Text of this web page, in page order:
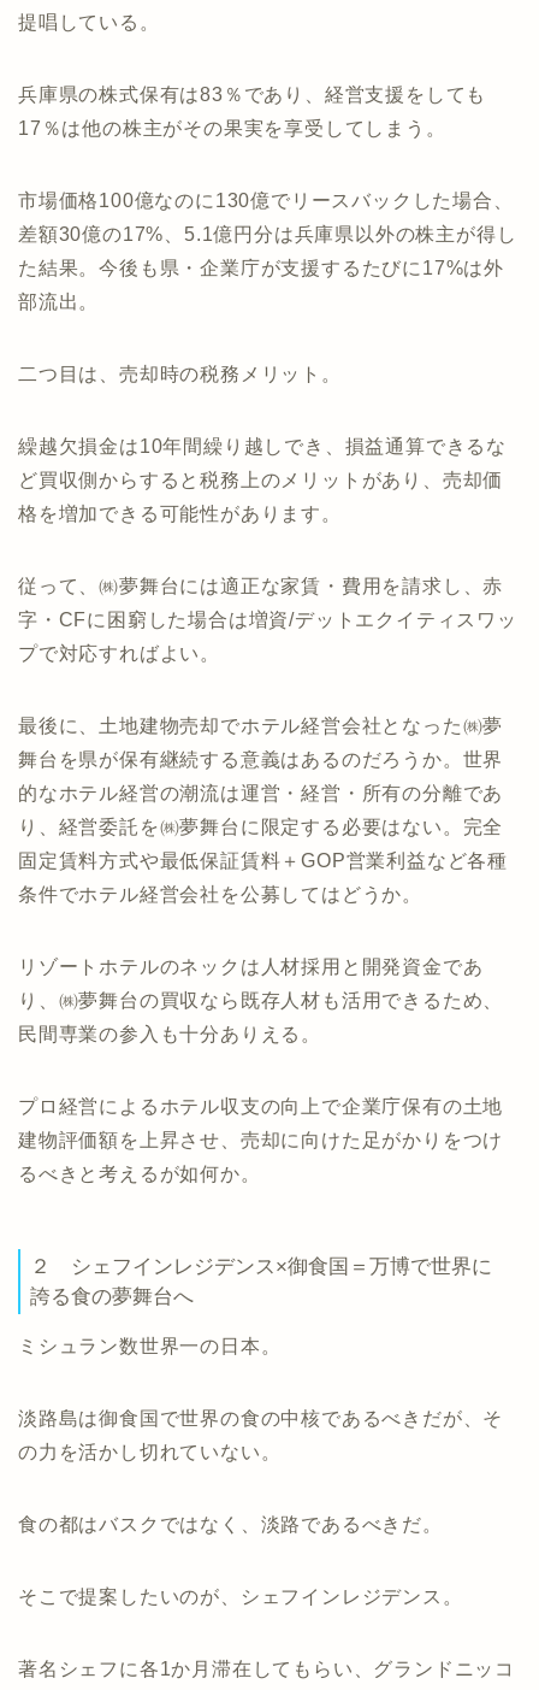
提唱している。
兵庫県の株式保有は83％であり、経営支援をしても
17％は他の株主がその果実を享受してしまう。
市場価格100億なのに130億でリースバックした場合、
差額30億の17%、5.1億円分は兵庫県以外の株主が得し
た結果。今後も県・企業庁が支援するたびに17%は外
部流出。
二つ目は、売却時の税務メリット。
繰越欠損金は10年間繰り越しでき、損益通算できるな
ど買収側からすると税務上のメリットがあり、売却価
格を増加できる可能性があります。
従って、㈱夢舞台には適正な家賃・費用を請求し、赤
字・CFに困窮した場合は増資/デットエクイティスワッ
プで対応すればよい。
最後に、土地建物売却でホテル経営会社となった㈱夢
舞台を県が保有継続する意義はあるのだろうか。世界
的なホテル経営の潮流は運営・経営・所有の分離であ
り、経営委託を㈱夢舞台に限定する必要はない。完全
固定賃料方式や最低保証賃料＋GOP営業利益など各種
条件でホテル経営会社を公募してはどうか。
リゾートホテルのネックは人材採用と開発資金であ
り、㈱夢舞台の買収なら既存人材も活用できるため、
民間専業の参入も十分ありえる。
プロ経営によるホテル収支の向上で企業庁保有の土地
建物評価額を上昇させ、売却に向けた足がかりをつけ
るべきと考えるが如何か。
２ シェフインレジデンス×御食国＝万博で世界に
誇る食の夢舞台へ
ミシュラン数世界一の日本。
淡路島は御食国で世界の食の中核であるべきだが、そ
の力を活かし切れていない。
食の都はバスクではなく、淡路であるべきだ。
そこで提案したいのが、シェフインレジデンス。
著名シェフに各1か月滞在してもらい、グランドニッコ